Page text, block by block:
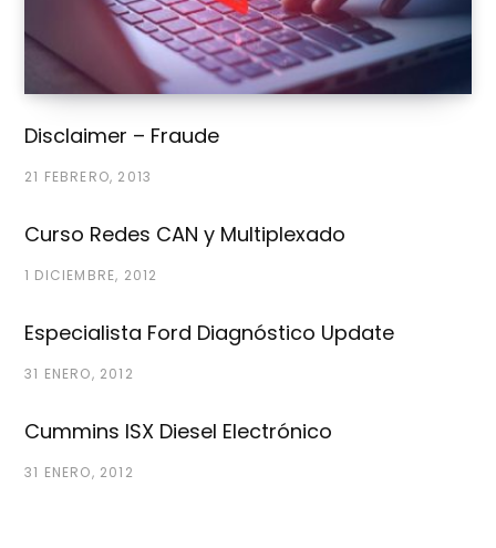
Disclaimer – Fraude
21 FEBRERO, 2013
Curso Redes CAN y Multiplexado
1 DICIEMBRE, 2012
Especialista Ford Diagnóstico Update
31 ENERO, 2012
Cummins ISX Diesel Electrónico
31 ENERO, 2012